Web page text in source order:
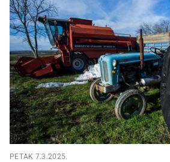
PETAK 7.3.2025.